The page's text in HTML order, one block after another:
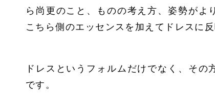
ら尚更のこと、ものの考え方、姿勢がよ
こちら側のエッセンスを加えてドレスに反
ドレスというフォルムだけでなく、そ
です。